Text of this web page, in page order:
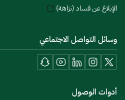
الإبلاغ عن فساد (نزاهة)
وسائل التواصل الاجتماعي
أدوات الوصول